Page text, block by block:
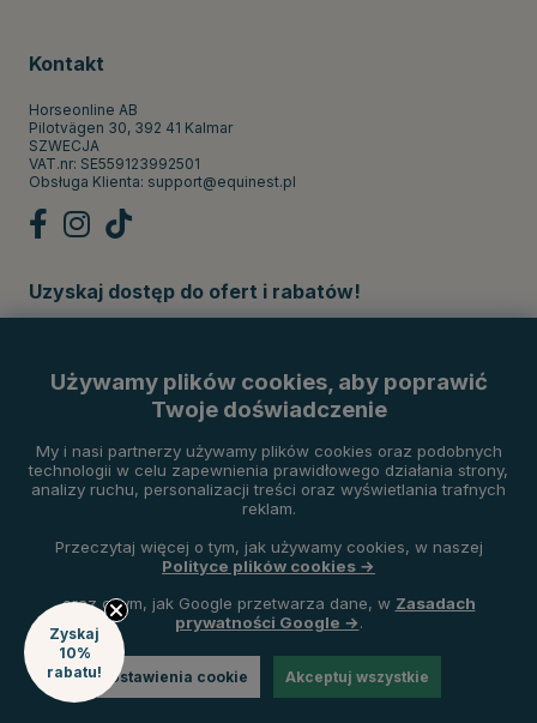
Kontakt
Horseonline AB
Pilotvägen 30, 392 41 Kalmar
SZWECJA
VAT.nr: SE559123992501
Obsługa Klienta: support@equinest.pl
Uzyskaj dostęp do ofert i rabatów!
Używamy plików cookies, aby poprawić
Twoje doświadczenie
My i nasi partnerzy używamy plików cookies oraz podobnych
technologii w celu zapewnienia prawidłowego działania strony,
analizy ruchu, personalizacji treści oraz wyświetlania trafnych
reklam.
Przeczytaj więcej o tym, jak używamy cookies, w naszej
Polityce plików cookies →
oraz o tym, jak Google przetwarza dane, w Zasadach
prywatności Google →.
Ustawienia cookie Akceptuj wszystkie
Zyskaj
10%
rabatu!